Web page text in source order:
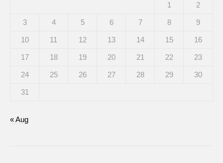
1 2
3 4 5 6 7 8 9
10 11 12 13 14 15 16
17 18 19 20 21 22 23
24 25 26 27 28 29 30
31
« Aug